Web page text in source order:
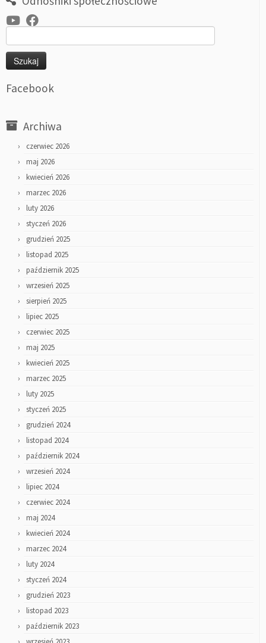
Facebook
Archiwa
czerwiec 2026
maj 2026
kwiecień 2026
marzec 2026
luty 2026
styczeń 2026
grudzień 2025
listopad 2025
październik 2025
wrzesień 2025
sierpień 2025
lipiec 2025
czerwiec 2025
maj 2025
kwiecień 2025
marzec 2025
luty 2025
styczeń 2025
grudzień 2024
listopad 2024
październik 2024
wrzesień 2024
lipiec 2024
czerwiec 2024
maj 2024
kwiecień 2024
marzec 2024
luty 2024
styczeń 2024
grudzień 2023
listopad 2023
październik 2023